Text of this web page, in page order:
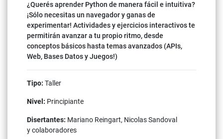
¿Querés aprender Python de manera fácil e intuitiva?
¡Sólo necesitas un navegador y ganas de
experimentar! Actividades y ejercicios interactivos te
permitirán avanzar a tu propio ritmo, desde
conceptos básicos hasta temas avanzados (APIs,
Web, Bases Datos y Juegos!)
Tipo: Taller
Nivel: Principiante
Disertantes: Mariano Reingart, Nicolas Sandoval
y colaboradores